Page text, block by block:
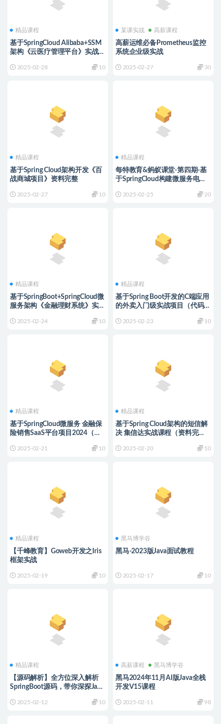
精品课程
基于SpringCloud Alibaba+SSM
架构《云医疗管理平台》实战
2025-02-28 10
某课实战 高薪课程
高薪运维必备Prometheus监控
系统企业级实战
2025-02-27 30
精品课程
基于Spring Cloud架构开发《百
战商城项目》资料完整
2025-02-27 10
精品课程
每特教育&蚂蚁课堂-第四期-基
于SpringCloud构建微服务电商
2025-02-25 20
精品课程
基于SpringBoot+SpringCloud微
服务架构《金融理财系统》实战
2025-02-24 10
精品课程
基于Spring Boot开发的C端应用
的外卖入门级实战项目（代码、
2025-02-23 10
精品课程
基于SpringCloud微服务 金融保
险销售SaaS平台项目2024（资
2025-02-21 10
精品课程
基于Spring Cloud架构的短信解
决 集信达实战课程（资料完
2025-02-20 10
精品课程
【千峰教育】Goweb开发之Iris
框架实战
2025-02-19 10
黑马博学谷
黑马-2023版Java面试教程
2025-02-17 10
精品课程
【源码解析】全方位深入解析
SpringBoot源码，带你深探Java
2025-02-12 10
高薪课程 黑马博学谷
黑马2024年11月AI版Java全栈
开发V15课程
2025-02-11 98